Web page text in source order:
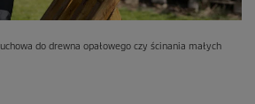
do drewna opałowego czy ścinania małych